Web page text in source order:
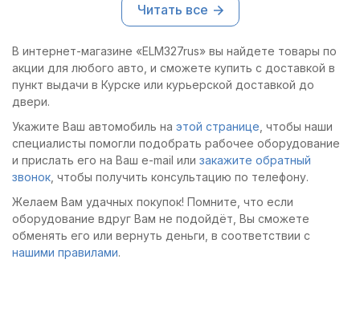
контакты работают
дешёвых ELM-
адаптеров с
Использую для
контроля параметров
двигателя и
диагностики. Могу
рекомендовать к
приобретению
Читать все
В интернет-магазине «ELM327rus» вы найдете товары по
акции для любого авто, и сможете купить с доставкой в
пункт выдачи в Курске или курьерской доставкой до
двери.
Укажите Ваш автомобиль на этой странице , чтобы наши
специалисты помогли подобрать рабочее оборудование
и прислать его на Ваш e-mail или закажите обратный
звонок , чтобы получить консультацию по телефону.
Желаем Вам удачных покупок! Помните, что если
оборудование вдруг Вам не подойдёт, Вы сможете
обменять его или вернуть деньги, в соответствии с
нашими правилами.